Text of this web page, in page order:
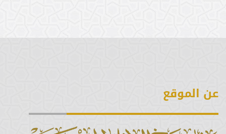
عن الموقع